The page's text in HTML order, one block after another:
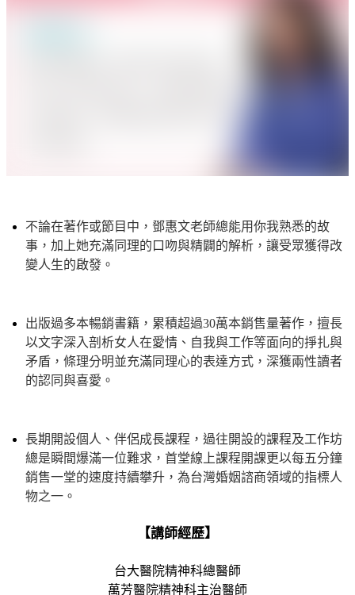
不論在著作或節目中，鄧惠文老師總能用你我熟悉的故
事，加上她充滿同理的口吻與精闢的解析，讓受眾獲得改
變人生的啟發。
出版過多本暢銷書籍，累積超過30萬本銷售量著作，擅長
以文字深入剖析女人在愛情、自我與工作等面向的掙扎與
矛盾，條理分明並充滿同理心的表達方式，深獲兩性讀者
的認同與喜愛。
長期開設個人、伴侶成長課程，過往開設的課程及工作坊
總是瞬間爆滿一位難求，首堂線上課程開課更以每五分鐘
銷售一堂的速度持續攀升，為台灣婚姻諮商領域的指標人
物之一。
【講師經歷】
台大醫院精神科總醫師
萬芳醫院精神科主治醫師